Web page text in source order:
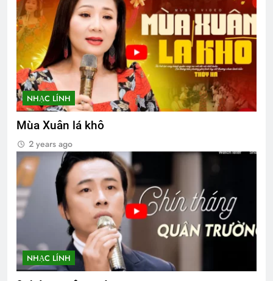
NHẠC LÍNH
Mùa Xuân lá khô
2 years ago
NHẠC LÍNH